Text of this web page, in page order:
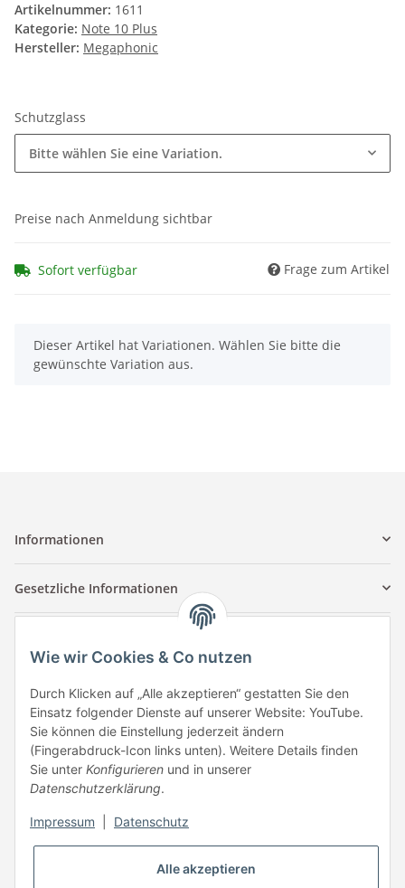
Artikelnummer: 1611
Kategorie: Note 10 Plus
Hersteller: Megaphonic
Schutzglass
Bitte wählen Sie eine Variation.
Preise nach Anmeldung sichtbar
Sofort verfügbar Frage zum Artikel
x
Dieser Artikel hat Variationen. Wählen Sie bitte die
gewünschte Variation aus.
Informationen
Gesetzliche Informationen
Tuccar GmbH
Raum A-123
Anton-Kux-Str.2
41460 Neuss
E-Mail: info @ megaphonic.de
Kundenservice
Mo - Fr 10:00 - 18:00
Mail: info @ megaphonic.de
Wie wir Cookies & Co nutzen
Durch Klicken auf „Alle akzeptieren“ gestatten Sie den
Einsatz folgender Dienste auf unserer Website: YouTube.
Sie können die Einstellung jederzeit ändern
(Fingerabdruck-Icon links unten). Weitere Details finden
Sie unter Konfigurieren und in unserer
Datenschutzerklärung.
Impressum Datenschutz
Alle akzeptieren